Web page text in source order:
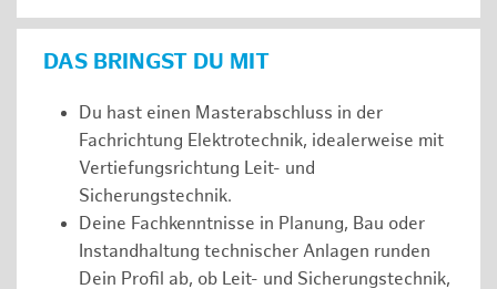
DAS BRINGST DU MIT
Du hast einen Masterabschluss in der
Fachrichtung Elektrotechnik, idealerweise mit
Vertiefungsrichtung Leit- und
Sicherungstechnik.
Deine Fachkenntnisse in Planung, Bau oder
Instandhaltung technischer Anlagen runden
Dein Profil ab, ob Leit- und Sicherungstechnik,